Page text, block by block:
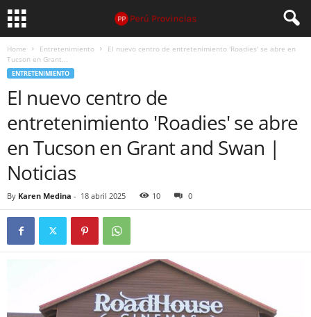
Home Entretenimiento
El nuevo centro de entretenimiento 'Roadies' se abre en
Tucson en Grant...
ENTRETENIMIENTO
El nuevo centro de
entretenimiento 'Roadies' se abre
en Tucson en Grant and Swan |
Noticias
By Karen Medina - 18 abril 2025 10 0